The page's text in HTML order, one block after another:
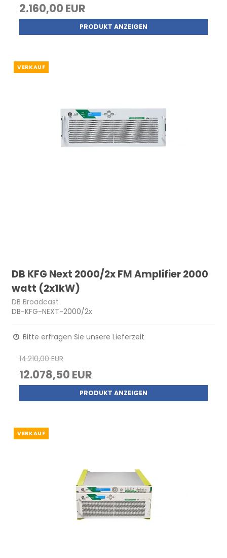
2.160,00 EUR
PRODUKT ANZEIGEN
VERKAUF
DB KFG Next 2000/2x FM Amplifier 2000
watt (2x1kW)
DB Broadcast
DB-KFG-NEXT-2000/2x
Bitte erfragen Sie unsere Lieferzeit
14.210,00 EUR
12.078,50 EUR
PRODUKT ANZEIGEN
VERKAUF